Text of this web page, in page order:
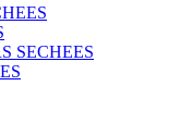
SECHEES